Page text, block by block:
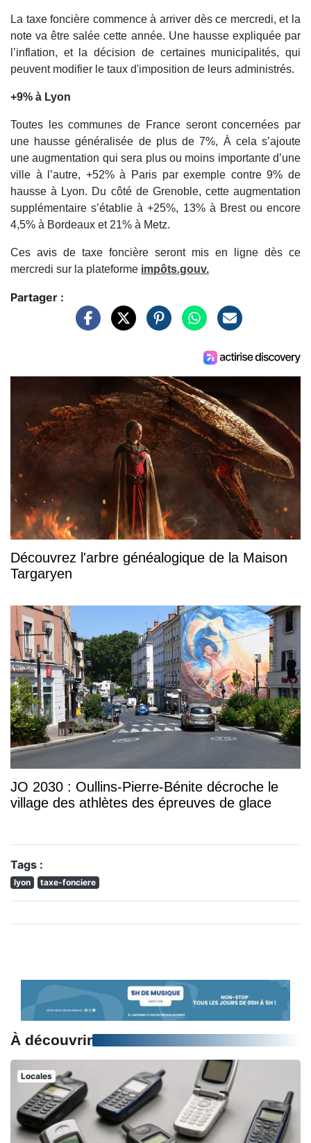
La taxe foncière commence à arriver dès ce mercredi, et la
note va être salée cette année. Une hausse expliquée par
l’inflation, et la décision de certaines municipalités, qui
peuvent modifier le taux d'imposition de leurs administrés.
+9% à Lyon
Toutes les communes de France seront concernées par
une hausse généralisée de plus de 7%, À cela s’ajoute
une augmentation qui sera plus ou moins importante d’une
ville à l’autre, +52% à Paris par exemple contre 9% de
hausse à Lyon. Du côté de Grenoble, cette augmentation
supplémentaire s’établie à +25%, 13% à Brest ou encore
4,5% à Bordeaux et 21% à Metz.
Ces avis de taxe foncière seront mis en ligne dès ce
mercredi sur la plateforme impôts.gouv.
Partager :
Découvrez l'arbre généalogique de la Maison
Targaryen
JO 2030 : Oullins-Pierre-Bénite décroche le
village des athlètes des épreuves de glace
Tags :
lyon taxe-fonciere
À découvrir
Locales